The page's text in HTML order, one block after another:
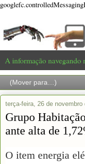
A informação navegando
terça-feira, 26 de novembro
Grupo
ante alta de
O item energia